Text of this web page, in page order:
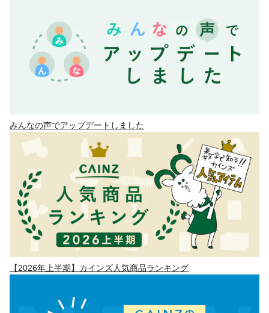
みんなの声でアップデートしました
【2026年上半期】カインズ人気商品ランキング